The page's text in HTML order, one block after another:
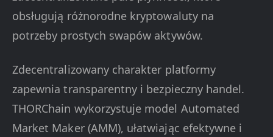
obsługują różnorodne kryptowaluty na
potrzeby prostych swapów aktywów.
Zdecentralizowany charakter platformy
zapewnia transparentny i bezpieczny handel.
THORChain wykorzystuje model Automated
Market Maker (AMM), ułatwiając efektywne i